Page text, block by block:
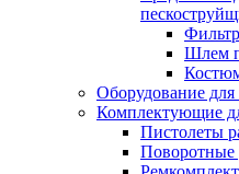
Шлем
Оборудование
Комплектующие
Пистолеты
Поворотные